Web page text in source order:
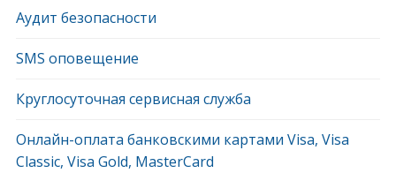
Аудит безопасности
SMS оповещение
Круглосуточная сервисная служба
Онлайн-оплата банковскими картами Visa, Visa
Classic, Visa Gold, MasterCard